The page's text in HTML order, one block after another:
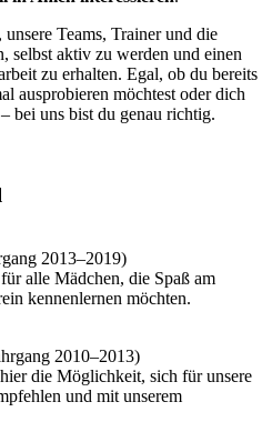
Teams, Trainer und die
selbst aktiv zu werden und einen
zu erhalten. Egal, ob du bereits
ausprobieren möchtest oder dich
bei uns bist du genau richtig.
2013–2019)
alle Mädchen, die Spaß am
kennenlernen möchten.
2010–2013)
die Möglichkeit, sich für unsere
und mit unserem